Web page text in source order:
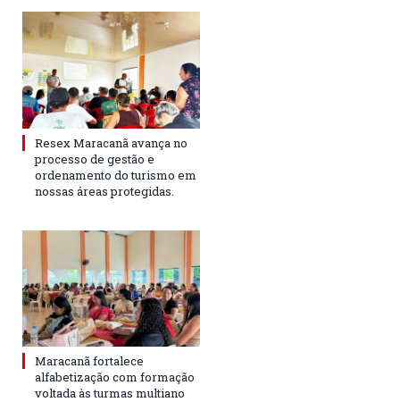
Resex Maracanã avança no
processo de gestão e
ordenamento do turismo em
nossas áreas protegidas.
Maracanã fortalece
alfabetização com formação
voltada às turmas multiano